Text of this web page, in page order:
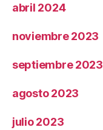
abril 2024
noviembre 2023
septiembre 2023
agosto 2023
julio 2023